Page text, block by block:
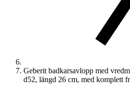
Geberit badkarsavlopp med
d52, längd 26 cm, med komplett